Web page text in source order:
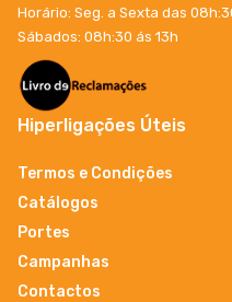
Horário: Seg. a Sexta das
Sábados: 08h:30 ás 13h
Hiperligações Úteis
Termos e Condições
Catálogos
Portes
Campanhas
Contactos